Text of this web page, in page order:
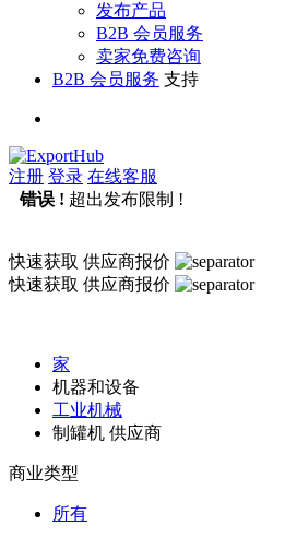
发布产品
B2B 会员服务
卖家免费咨询
B2B 会员服务 支持
注册 登录 在线客服
错误 ! 超出发布限制 !
快速获取 供应商报价
快速获取 供应商报价
家
机器和设备
工业机械
制罐机 供应商
商业类型
所有